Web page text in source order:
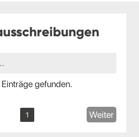
gefunden.
1 Weiter